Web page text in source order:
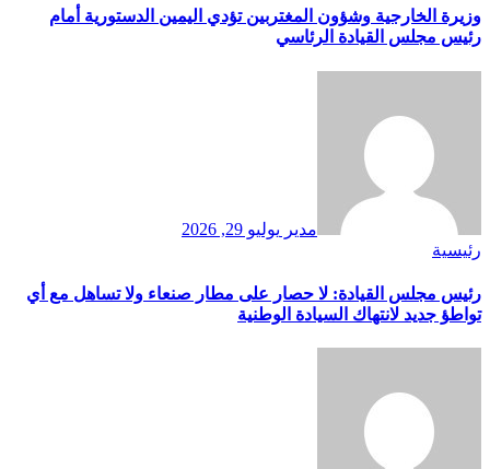
وزيرة الخارجية وشؤون المغتربين تؤدي اليمين الدستورية أمام
رئيس مجلس القيادة الرئاسي
مدير يوليو 29, 2026
رئيسية
رئيس مجلس القيادة: لا حصار على مطار صنعاء ولا تساهل مع أي
تواطؤ جديد لانتهاك السيادة الوطنية